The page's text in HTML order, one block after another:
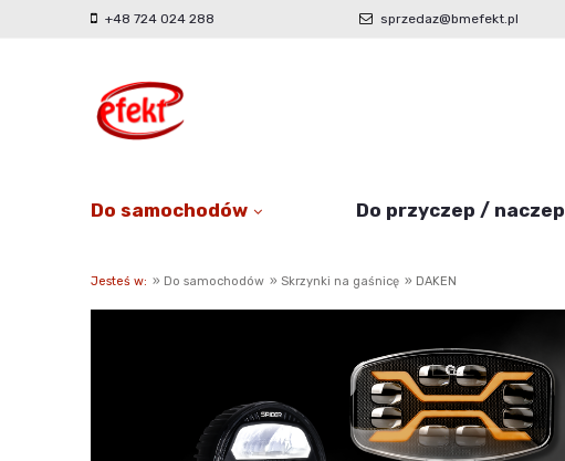
+48 724 024 288 sprzedaz@bmefekt.pl
Do samochodów Do przyczep / naczep
Jesteś w: » Do samochodów » Skrzynki na gaśnicę » DAKEN